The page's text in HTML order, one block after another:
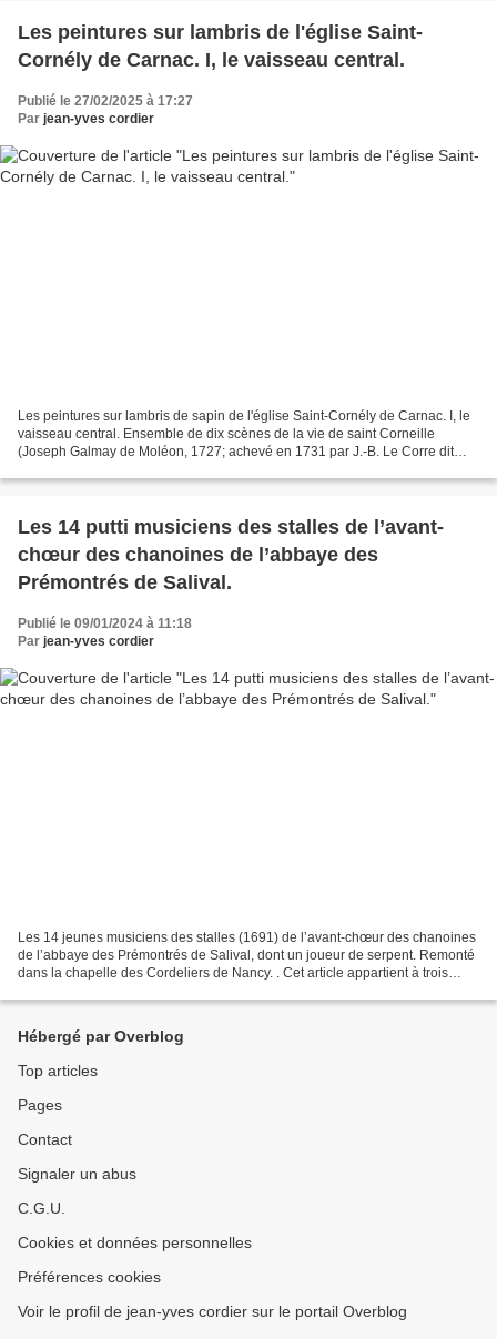
Les peintures sur lambris de l'église Saint-
Cornély de Carnac. I, le vaisseau central.
Publié le 27/02/2025 à 17:27
Par jean-yves cordier
Les peintures sur lambris de sapin de l'église Saint-Cornély de Carnac. I, le
vaisseau central. Ensemble de dix scènes de la vie de saint Corneille
(Joseph Galmay de Moléon, 1727; achevé en 1731 par J.-B. Le Corre dit
Les 14 putti musiciens des stalles de l’avant-
chœur des chanoines de l’abbaye des
Prémontrés de Salival.
Publié le 09/01/2024 à 11:18
Par jean-yves cordier
Les 14 jeunes musiciens des stalles (1691) de l’avant-chœur des chanoines
de l’abbaye des Prémontrés de Salival, dont un joueur de serpent. Remonté
dans la chapelle des Cordeliers de Nancy. . Cet article appartient à trois
Hébergé par Overblog
Top articles
Pages
Contact
Signaler un abus
C.G.U.
Cookies et données personnelles
Préférences cookies
Voir le profil de jean-yves cordier sur le portail Overblog